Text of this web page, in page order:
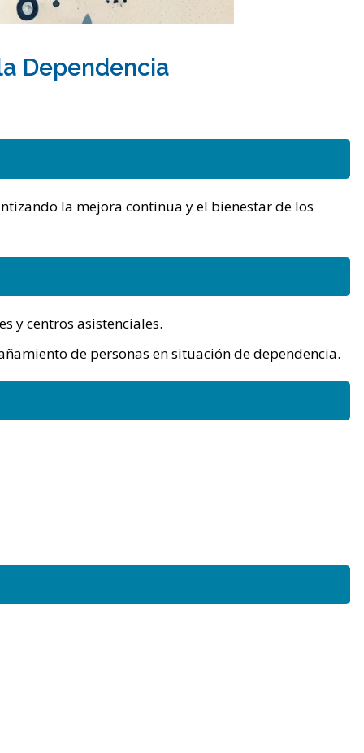
Dependencia
la mejora continua y el bienestar de los
y centros asistenciales.
de personas en situación de dependencia.